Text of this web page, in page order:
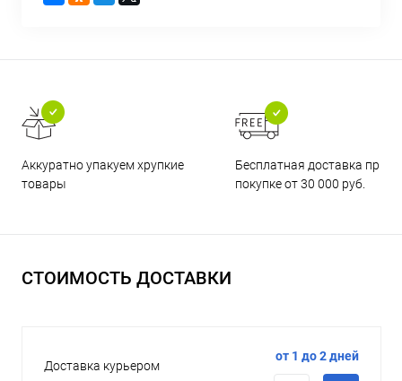
Аккуратно упакуем хрупкие
товары
Бесплатная доставка при
покупке от 30 000 руб.
СТОИМОСТЬ ДОСТАВКИ
Доставка курьером
от 1 до 2 дней